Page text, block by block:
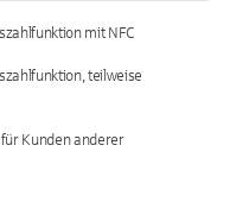
mit NFC
teilweise
Kunden anderer